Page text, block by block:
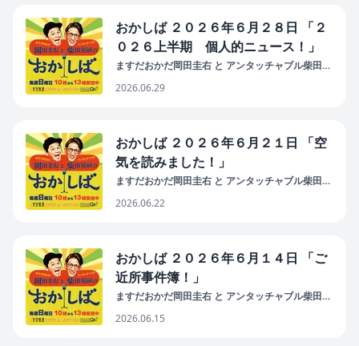
おかしば ２０２６年６月２８日 「２
０２６上半期 個人的ニュース！」
ますだおかだ岡田圭右 と アンタッチャブル柴田英
2026.06.29
おかしば ２０２６年６月２１日 「空
気を読みました！」
ますだおかだ岡田圭右 と アンタッチャブル柴田英
2026.06.22
おかしば ２０２６年６月１４日 「ご
近所事件簿！」
ますだおかだ岡田圭右 と アンタッチャブル柴田英
2026.06.15